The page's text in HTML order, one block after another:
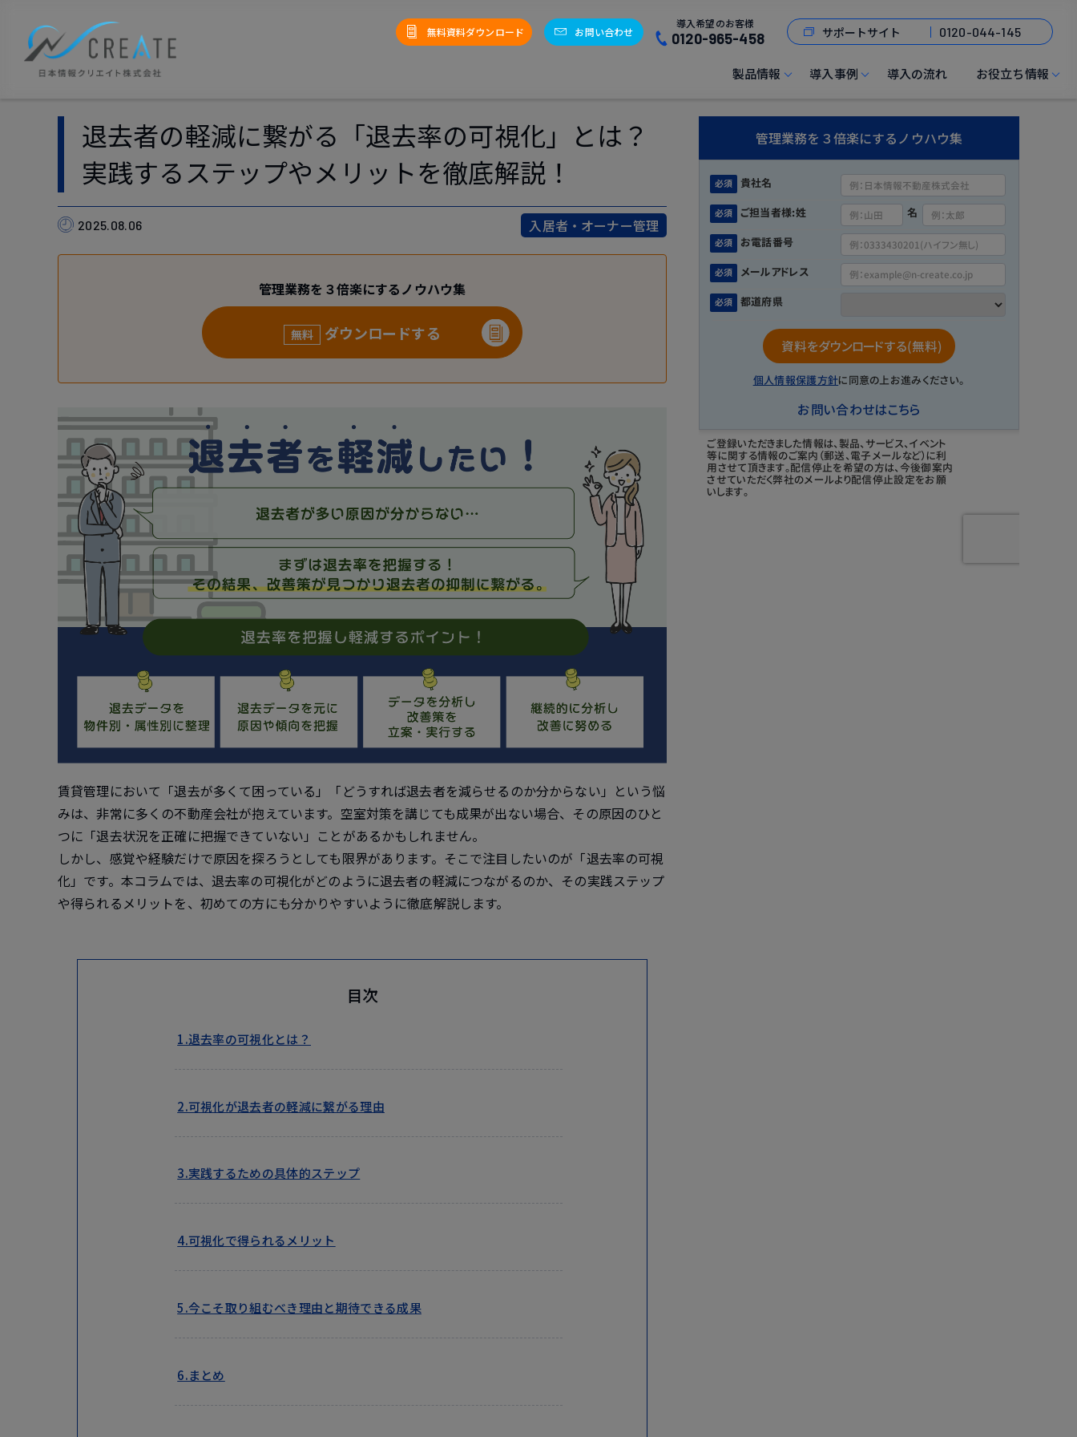
無料資料ダウンロード お問い合わせ
導入希望のお客様
0120-965-458 サポートサイト 0120-044-145
製品情報 導入事例 導入の流れ お役立ち情報
退去者の軽減に繋がる「退去率の可視化」とは？
実践するステップやメリットを徹底解説！
2025.08.06 入居者・オーナー管理
管理業務を３倍楽にするノウハウ集
無料 ダウンロードする
賃貸管理において「退去が多くて困っている」「どうすれば退去者を減らせるのか分からない」という悩
みは、非常に多くの不動産会社が抱えています。空室対策を講じても成果が出ない場合、その原因のひと
つに「退去状況を正確に把握できていない」ことがあるかもしれません。
しかし、感覚や経験だけで原因を探ろうとしても限界があります。そこで注目したいのが「退去率の可視
化」です。本コラムでは、退去率の可視化がどのように退去者の軽減につながるのか、その実践ステップ
や得られるメリットを、初めての方にも分かりやすいように徹底解説します。
目次
1.退去率の可視化とは？
2.可視化が退去者の軽減に繋がる理由
3.実践するための具体的ステップ
4.可視化で得られるメリット
5.今こそ取り組むべき理由と期待できる成果
6.まとめ
管理業務を３倍楽にするノウハウ集